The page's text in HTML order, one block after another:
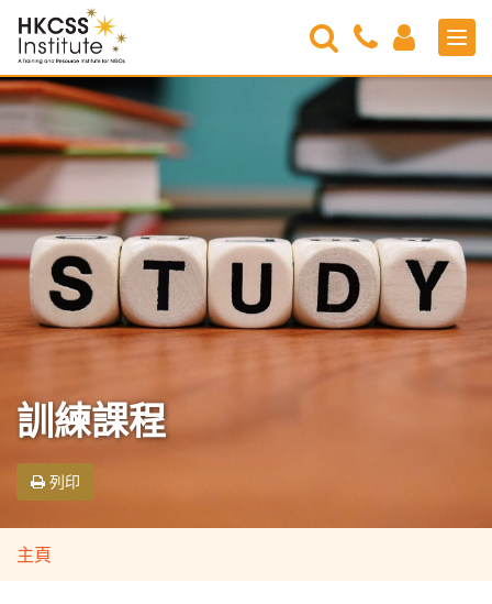
HKCSS
Institute
Search
Contact
Us
Login
訓練課程
列印
主頁